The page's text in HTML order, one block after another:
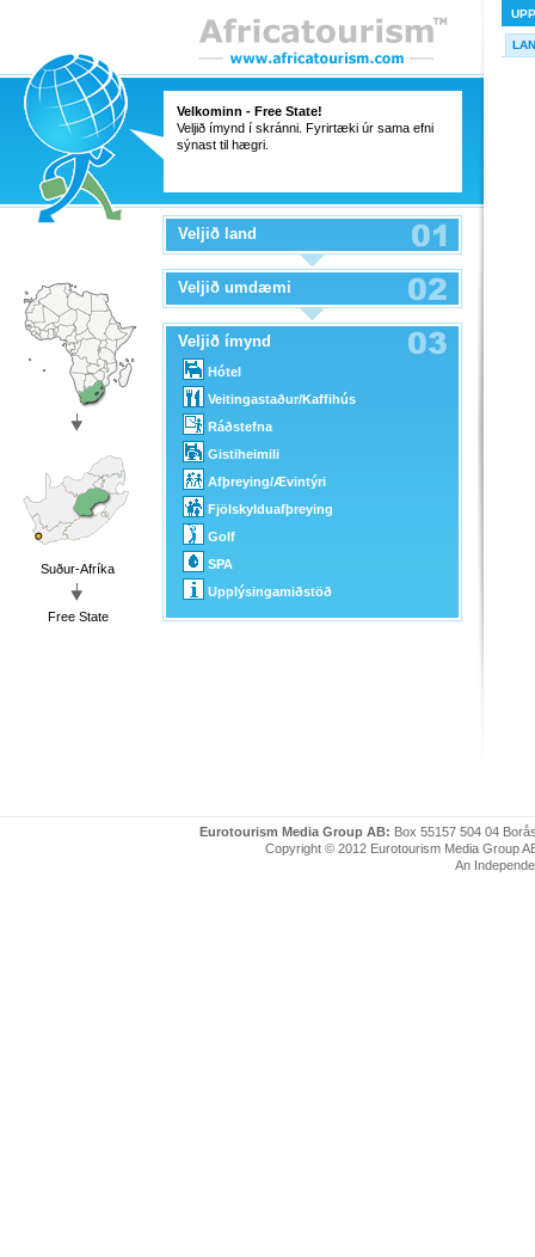
Velkominn - Free State!
Veljið ímynd í skránni. Fyrirtæki úr sama efni
sýnast til hægri.
Suður-Afríka
Free State
Veljið land
Veljið umdæmi
Veljið ímynd
Hótel
Veitingastaður/Kaffihús
Ráðstefna
Gistiheimili
Afþreying/Ævintýri
Fjölskylduafþreying
Golf
SPA
Upplýsingamiðstöð
Eurotourism Media Group AB: Box 55157 504 04
Copyright © 2012 Eurotourism Media Group
An